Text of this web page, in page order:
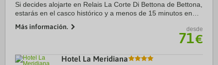
Si decides alojarte en Relais La Corte Di Bettona de Bettona,
estarás en el casco histórico y a menos de 15 minutos en
del vino Fondazione ...
Más información. desde
71€
Hotel La Meridiana